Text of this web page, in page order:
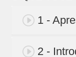
1 -
2 -